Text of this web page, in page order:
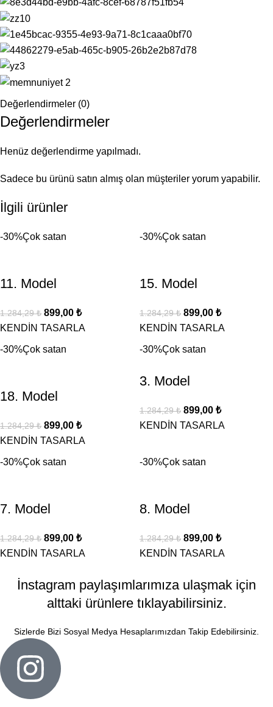
Değerlendirmeler (0)
Değerlendirmeler
Henüz değerlendirme yapılmadı.
Sadece bu ürünü satın almış olan müşteriler yorum yapabilir.
İlgili ürünler
-30%Çok satan
11. Model
1.284,29₺ 899,00 ₺
KENDİN TASARLA
-30%Çok satan
15. Model
1.284,29₺ 899,00 ₺
KENDİN TASARLA
-30%Çok satan
18. Model
1.284,29₺ 899,00 ₺
KENDİN TASARLA
-30%Çok satan
3. Model
1.284,29₺ 899,00 ₺
KENDİN TASARLA
-30%Çok satan
7. Model
1.284,29₺ 899,00 ₺
KENDİN TASARLA
-30%Çok satan
8. Model
1.284,29₺ 899,00 ₺
KENDİN TASARLA
İnstagram paylaşımlarımıza ulaşmak için
alttaki ürünlere tıklayabilirsiniz.
Sizlerde Bizi Sosyal Medya Hesaplarımızdan Takip Edebilirsiniz.